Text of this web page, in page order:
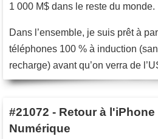
1 000 M$ dans le reste du monde.
Dans l’ensemble, je suis prêt à
téléphones 100 % à induction
recharge) avant qu’on verra de
#21072 - Retour à l'iPhone
Numérique